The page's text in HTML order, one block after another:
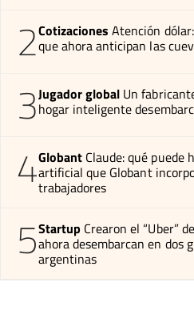
2Cotizaciones Atención
que ahora anticipan las
3Jugador global Un
hogar inteligente
4Globant Claude: qué puede
artificial que Globant
trabajadores
5Startup Crearon el “Uber”
ahora desembarcan en dos
argentinas